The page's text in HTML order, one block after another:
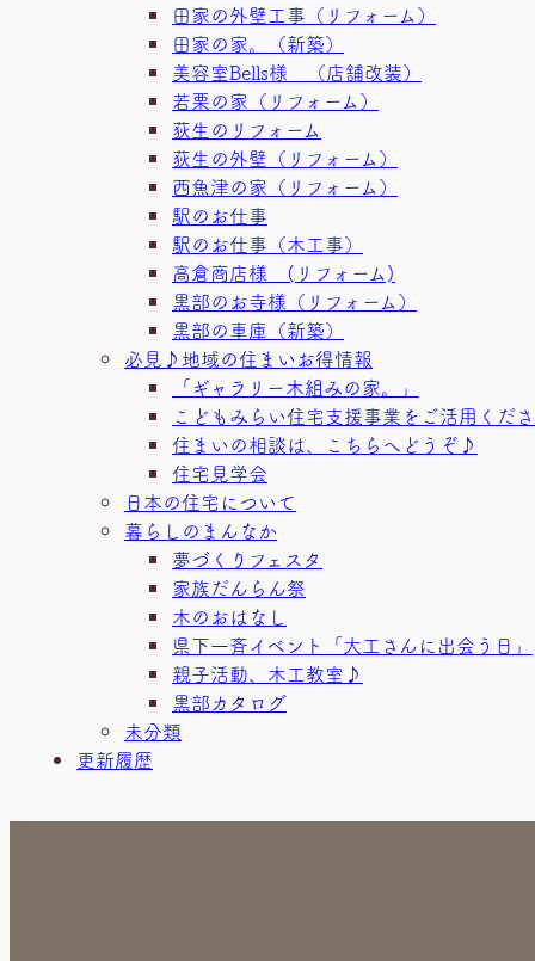
田家の外壁工事（リフォーム）
田家の家。（新築）
美容室Bells様 （店舗改装）
若栗の家（リフォーム）
荻生のリフォーム
荻生の外壁（リフォーム）
西魚津の家（リフォーム）
駅のお仕事
駅のお仕事（木工事）
高倉商店様 (リフォーム)
黒部のお寺様（リフォーム）
黒部の車庫（新築）
必見♪地域の住まいお得情報
「ギャラリー木組みの家。」
こどもみらい住宅支援事業をご活用くだ
住まいの相談は、こちらへどうぞ♪
住宅見学会
日本の住宅について
暮らしのまんなか
夢づくりフェスタ
家族だんらん祭
木のおはなし
県下一斉イベント「大工さんに出会う日」
親子活動、木工教室♪
黒部カタログ
未分類
更新履歴